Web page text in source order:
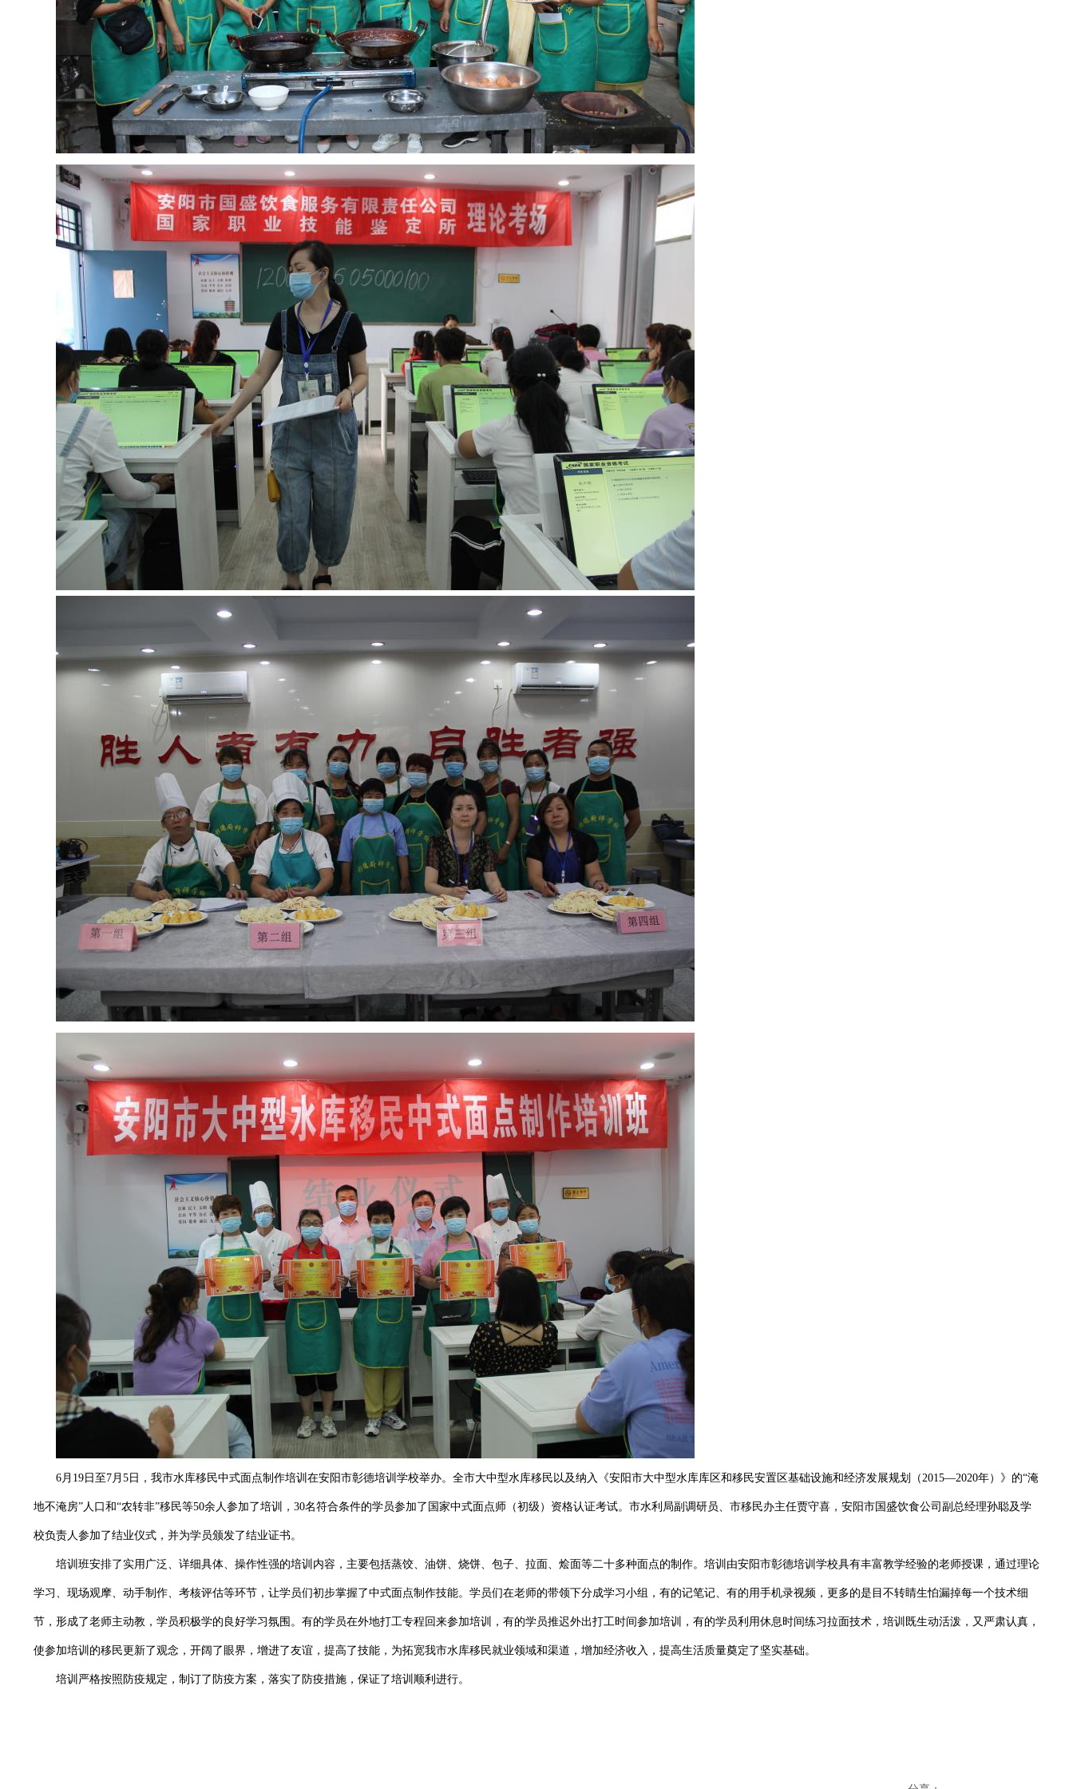
6月19日至7月5日，我市水库移民中式面点制作培训在安阳市彰德培训学校举办。全市大中型水库移民以及纳入《安阳市大中型水库库区和移民安置区基础设施和经济发展规划（2015—2020年）》的“淹
地不淹房”人口和“农转非”移民等50余人参加了培训，30名符合条件的学员参加了国家中式面点师（初级）资格认证考试。市水利局副调研员、市移民办主任贾守喜，安阳市国盛饮食公司副总经理孙聪及学
校负责人参加了结业仪式，并为学员颁发了结业证书。
培训班安排了实用广泛、详细具体、操作性强的培训内容，主要包括蒸饺、油饼、烧饼、包子、拉面、烩面等二十多种面点的制作。培训由安阳市彰德培训学校具有丰富教学经验的老师授课，通过理论
学习、现场观摩、动手制作、考核评估等环节，让学员们初步掌握了中式面点制作技能。学员们在老师的带领下分成学习小组，有的记笔记、有的用手机录视频，更多的是目不转睛生怕漏掉每一个技术细
节，形成了老师主动教，学员积极学的良好学习氛围。有的学员在外地打工专程回来参加培训，有的学员推迟外出打工时间参加培训，有的学员利用休息时间练习拉面技术，培训既生动活泼，又严肃认真，
使参加培训的移民更新了观念，开阔了眼界，增进了友谊，提高了技能，为拓宽我市水库移民就业领域和渠道，增加经济收入，提高生活质量奠定了坚实基础。
培训严格按照防疫规定，制订了防疫方案，落实了防疫措施，保证了培训顺利进行。